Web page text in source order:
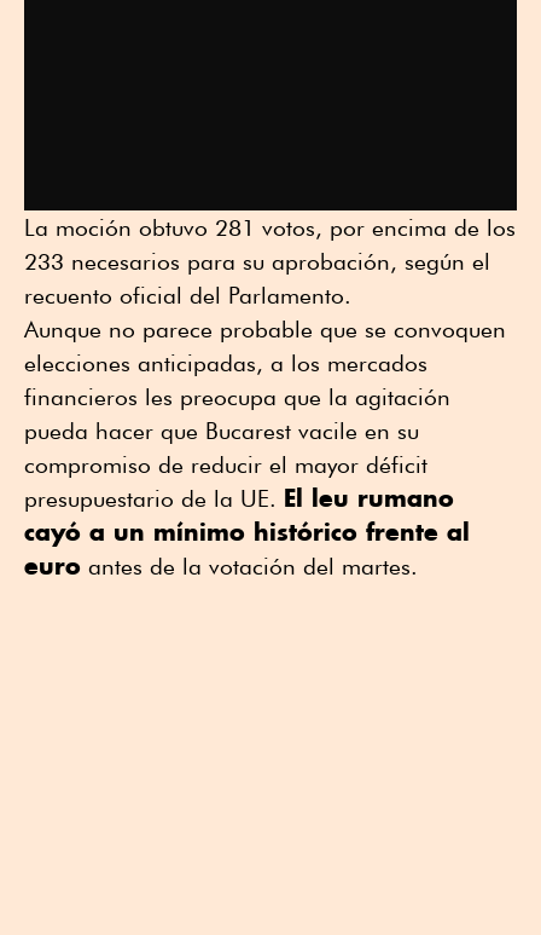
La moción obtuvo 281 votos, por encima de los
233 necesarios para su aprobación, según el
recuento oficial del Parlamento.
Aunque no parece probable que se convoquen
elecciones anticipadas, a los mercados
financieros les preocupa que la agitación
pueda hacer que Bucarest vacile en su
compromiso de reducir el mayor déficit
presupuestario de la UE. El leu rumano
cayó a un mínimo histórico frente al
euro antes de la votación del martes.